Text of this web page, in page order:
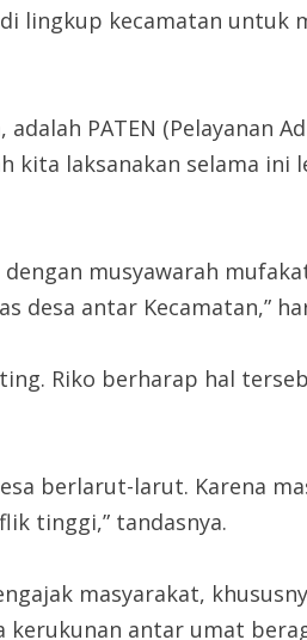
lingkup kecamatan untuk
PATEN (Pelayanan
kita laksanakan selama
musyawarah
desa antar Kecamatan,”
Riko berharap hal
berlarut-larut. Karena
tinggi,” tandasnya.
masyarakat,
kerukunan antar umat